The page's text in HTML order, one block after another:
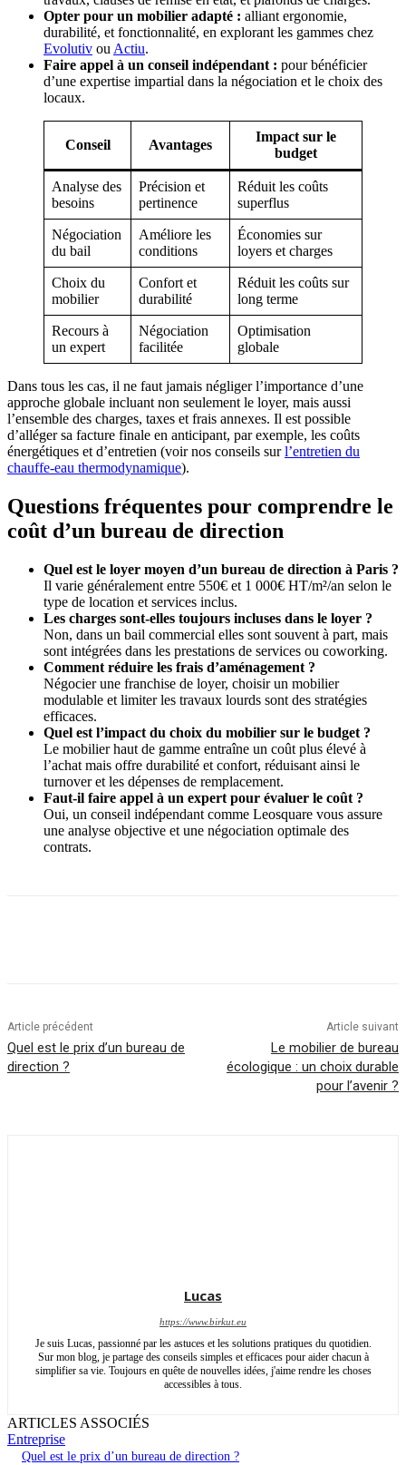
Opter pour un mobilier adapté : alliant ergonomie,
durabilité, et fonctionnalité, en explorant les gammes chez
Evolutiv ou Actiu.
Faire appel à un conseil indépendant : pour bénéficier
d’une expertise impartial dans la négociation et le choix des
locaux.
Conseil Avantages
Impact sur le
budget
Analyse des
besoins
Précision et
pertinence
Réduit les coûts
superflus
Négociation
du bail
Améliore les
conditions
Économies sur
loyers et charges
Choix du
mobilier
Confort et
durabilité
Réduit les coûts sur
long terme
Recours à
un expert
Négociation
facilitée
Optimisation
globale
Dans tous les cas, il ne faut jamais négliger l’importance d’une
approche globale incluant non seulement le loyer, mais aussi
l’ensemble des charges, taxes et frais annexes. Il est possible
d’alléger sa facture finale en anticipant, par exemple, les coûts
énergétiques et d’entretien (voir nos conseils surl’entretien du
chauffe-eau thermodynamique).
Questions fréquentes pour comprendre le
coût d’un bureau de direction
Quel est le loyer moyen d’un bureau de direction à Paris ?
Il varie généralement entre 550€ et 1 000€ HT/m²/an selon le
type de location et services inclus.
Les charges sont-elles toujours incluses dans le loyer ?
Non, dans un bail commercial elles sont souvent à part, mais
sont intégrées dans les prestations de services ou coworking.
Comment réduire les frais d’aménagement ?
Négocier une franchise de loyer, choisir un mobilier
modulable et limiter les travaux lourds sont des stratégies
efficaces.
Quel est l’impact du choix du mobilier sur le budget ?
Le mobilier haut de gamme entraîne un coût plus élevé à
l’achat mais offre durabilité et confort, réduisant ainsi le
turnover et les dépenses de remplacement.
Faut-il faire appel à un expert pour évaluer le coût ?
Oui, un conseil indépendant comme Leosquare vous assure
une analyse objective et une négociation optimale des
contrats.
Article précédent
Quel est le prix d’un bureau de
direction ?
Article suivant
Le mobilier de bureau
écologique : un choix durable
pour l’avenir ?
Lucas
https://www.birkut.eu
Je suis Lucas, passionné par les astuces et les solutions pratiques du quotidien.
Sur mon blog, je partage des conseils simples et efficaces pour aider chacun à
simplifier sa vie. Toujours en quête de nouvelles idées, j'aime rendre les choses
accessibles à tous.
ARTICLES ASSOCIÉS
Entreprise
Quel est le prix d’un bureau de direction ?